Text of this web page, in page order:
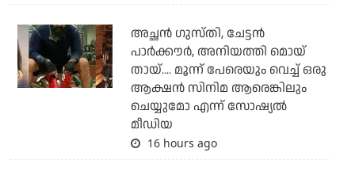
അച്ഛന്‍ ഗുസ്തി, ചേട്ടന്‍
പാര്‍ക്കൗര്‍, അനിയത്തി മൊയ്
തായ്.... മൂന്ന് പേരെയും വെച്ച് ഒരു
ആക്ഷന്‍ സിനിമ ആരെങ്കിലും
ചെയ്യുമോ എന്ന് സോഷ്യല്‍
മീഡിയ
16 hours ago